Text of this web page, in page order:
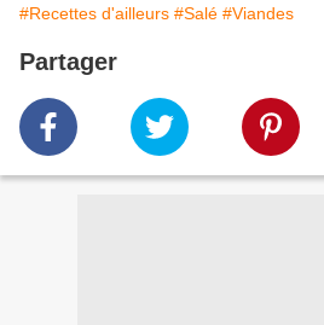
#Recettes d'ailleurs #Salé #Viandes
Partager